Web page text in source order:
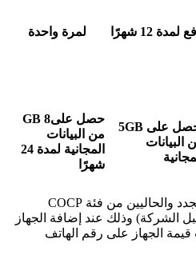
لمدة 12 شهرًا لمرة واحدة
احصل على 5GB
البيانات
حصل على8 GB
من البيانات
المجانية لمدة 24
شهرًا
العرض متاح لكل من العملاء الجدد والحاليين من فئة COCP
وذلك عند إضافة الجهاز
الجهاز على رقم الهاتف